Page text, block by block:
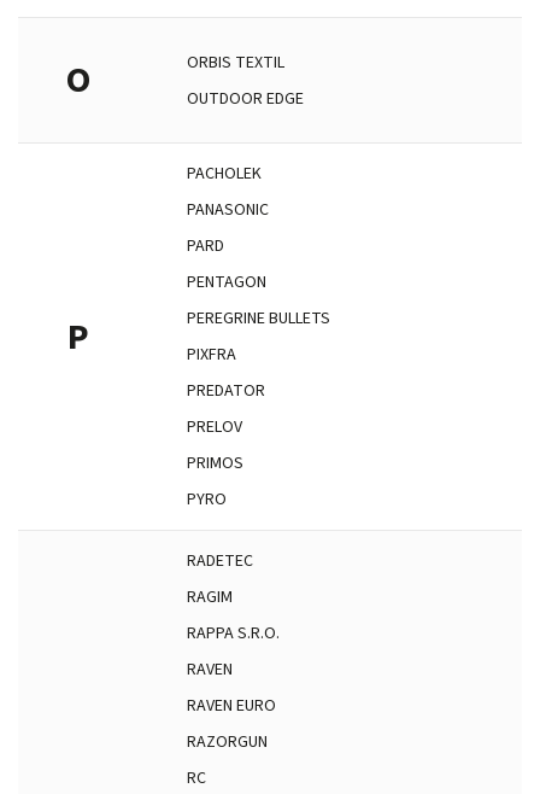
O
ORBIS TEXTIL
OUTDOOR EDGE
P
PACHOLEK
PANASONIC
PARD
PENTAGON
PEREGRINE BULLETS
PIXFRA
PREDATOR
PRELOV
PRIMOS
PYRO
RADETEC
RAGIM
RAPPA S.R.O.
RAVEN
RAVEN EURO
RAZORGUN
RC